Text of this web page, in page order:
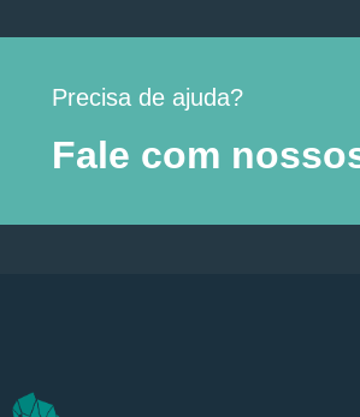
Precisa de ajuda?
Fale com